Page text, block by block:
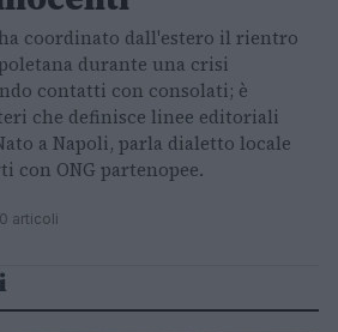
coordinato dall'estero il rientro
durante una crisi
contatti con consolati; è
che definisce linee editoriali
a Napoli, parla dialetto locale
con ONG partenopee.
articoli